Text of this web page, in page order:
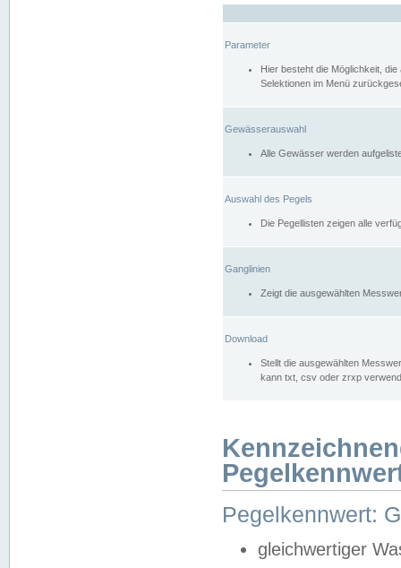
Parameter
Hier besteht die Möglichkeit,
Selektionen im Menü
Gewässerauswahl
Alle Gewässer werden
Auswahl des Pegels
Die Pegellisten zeigen alle
Ganglinien
Zeigt die ausgewählten
Download
Stellt die ausgewählten
kann txt, csv oder zrxp
Pegelkennwert:
gleichwertiger